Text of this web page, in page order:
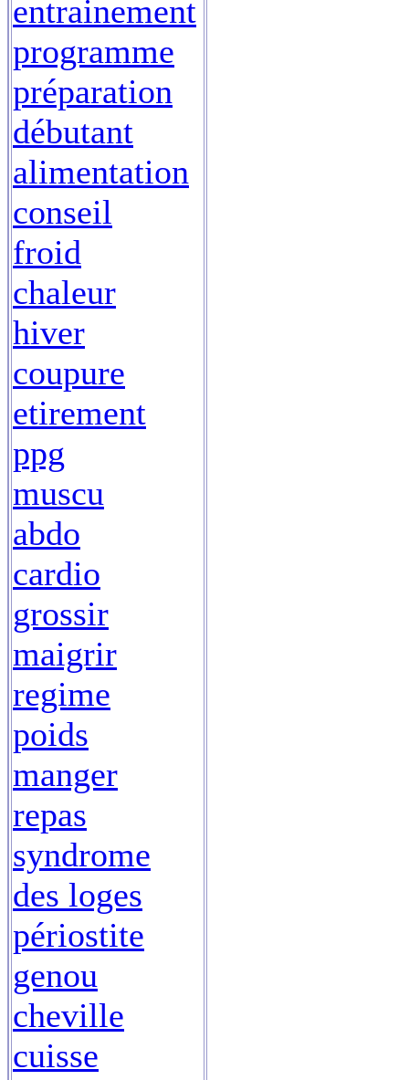
entrainement
programme
préparation
débutant
alimentation
conseil
froid
chaleur
hiver
coupure
etirement
ppg
muscu
abdo
cardio
grossir
maigrir
regime
poids
manger
repas
syndrome
des loges
périostite
genou
cheville
cuisse